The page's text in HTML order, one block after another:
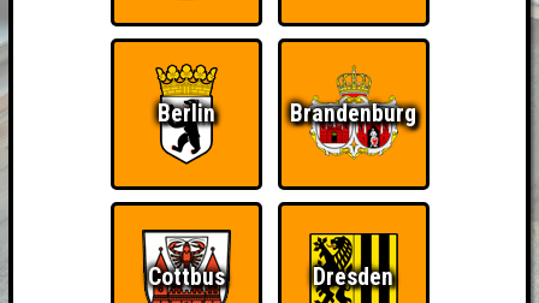
HIGHSCORE RESERVIERUNG
Berlin Brandenburg
Cottbus Dresden